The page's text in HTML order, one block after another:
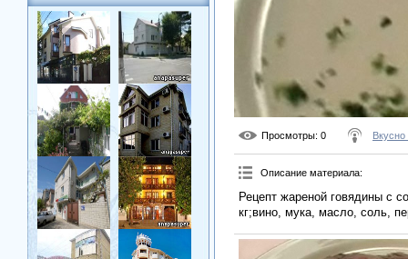
Просмотры: 0
Описание материала:
Рецепт жареной говядины с
кг;вино, мука, масло, соль,